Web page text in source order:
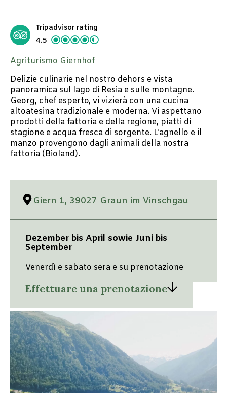
Tripadvisor rating
4.5
Agriturismo Giernhof
Delizie culinarie nel nostro dehors e vista
panoramica sul lago di Resia e sulle montagne.
Georg, chef esperto, vi vizierà con una cucina
altoatesina tradizionale e moderna. Vi aspettano
prodotti della fattoria e della regione, piatti di
stagione e acqua fresca di sorgente. L'agnello e il
manzo provengono dagli animali della nostra
fattoria (Bioland).
Giern 1, 39027 Graun im Vinschgau
Dezember bis April sowie Juni bis
September
Venerdì e sabato sera e su prenotazione
Effettuare una prenotazione